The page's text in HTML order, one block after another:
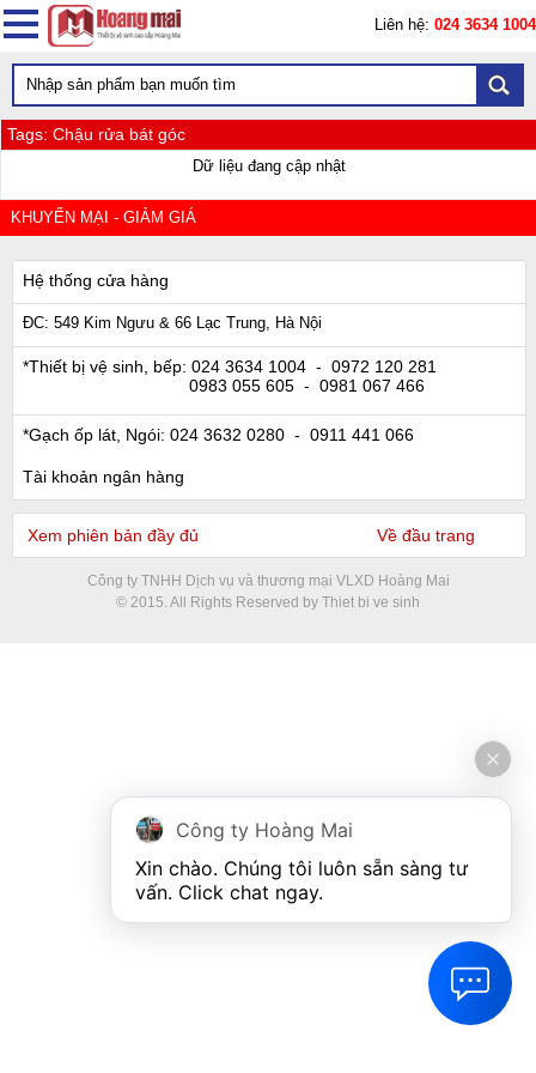
Liên hệ: 024 3634 1004
Tags: Chậu rửa bát góc
Dữ liệu đang cập nhật
KHUYẾN MẠI - GIẢM GIÁ
Hệ thống cửa hàng
ĐC: 549 Kim Ngưu & 66 Lạc Trung, Hà Nội
*Thiết bị vệ sinh, bếp: 024 3634 1004 - 0972 120 281
0983 055 605 - 0981 067 466
*Gạch ốp lát, Ngói: 024 3632 0280 - 0911 441 066
Tài khoản ngân hàng
Xem phiên bản đầy đủ Về đầu trang
Công ty TNHH Dịch vụ và thương mại VLXD Hoàng Mai
© 2015. All Rights Reserved by Thiet bi ve sinh
Công ty Hoàng Mai
Xin chào. Chúng tôi luôn sẵn sàng tư
vấn. Click chat ngay.